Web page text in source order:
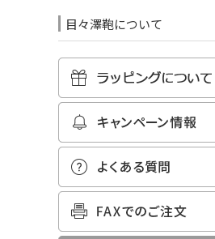
目々澤鞄について